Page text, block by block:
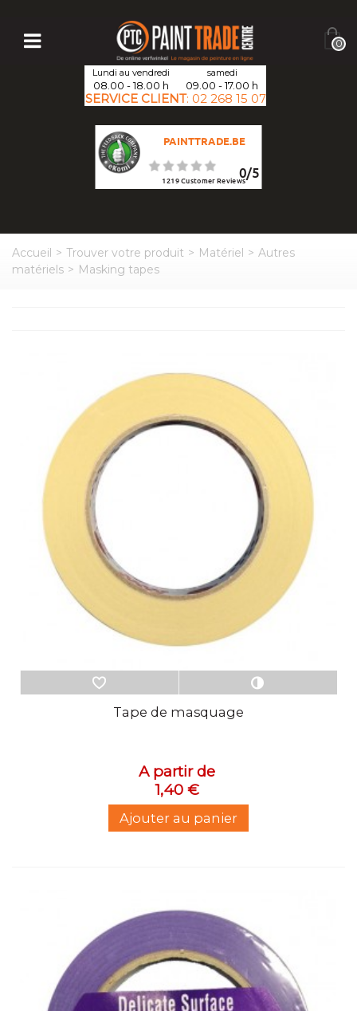
0
Lundi au vendredi
08.00 - 18.00 h
samedi
09.00 - 17.00 h
SERVICE CLIENT: 02 268 15 07
PAINTTRADE.BE
0/5
1219Customer Reviews
Accueil > Trouver votre produit > Matériel > Autres
matériels > Masking tapes
Tape de masquage
A partir de
1,40 €
Ajouter au panier